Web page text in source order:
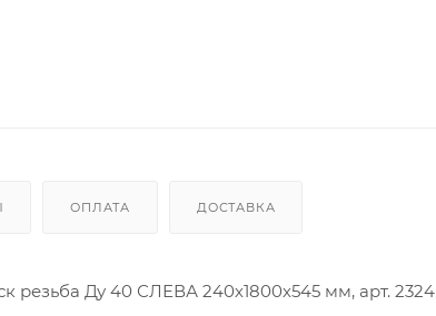
ОПЛАТА ДОСТАВКА
резьба Ду 40 СЛЕВА 240х1800х545 мм, арт. 2324